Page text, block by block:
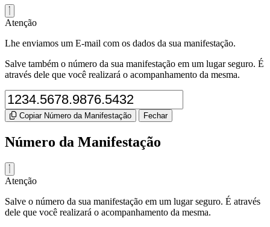
Atenção
Lhe enviamos um E-mail com os dados da sua manifestação.
Salve também o número da sua manifestação em um lugar seguro. É
através dele que você realizará o acompanhamento da mesma.
Copiar Número da Manifestação Fechar
Número da Manifestação
Atenção
Salve o número da sua manifestação em um lugar seguro. É através
dele que você realizará o acompanhamento da mesma.